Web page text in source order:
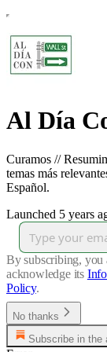
Al Día
Curamos //
temas más
Español.
Launched 5 years
By subscribing, you
acknowledge its
Policy.
No thanks
Subscribe in the